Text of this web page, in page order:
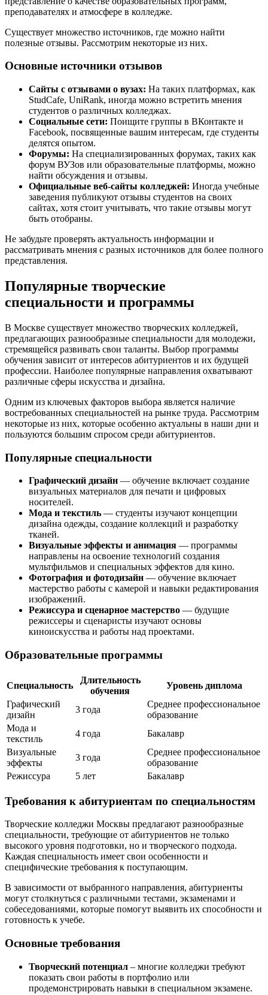
преподавателях и атмосфере в колледже.
Существует множество источников, где можно найти
полезные отзывы. Рассмотрим некоторые из них.
Основные источники отзывов
Сайты с отзывами о вузах: На таких платформах, как
StudCafe, UniRank, иногда можно встретить мнения
студентов о различных колледжах.
Социальные сети: Поищите группы в ВКонтакте и
Facebook, посвященные вашим интересам, где студенты
делятся опытом.
Форумы: На специализированных форумах, таких как
форум ВУЗов или образовательные платформы, можно
найти обсуждения и отзывы.
Официальные веб-сайты колледжей: Иногда учебные
заведения публикуют отзывы студентов на своих
сайтах, хотя стоит учитывать, что такие отзывы могут
быть отобраны.
Не забудьте проверять актуальность информации и
рассматривать мнения с разных источников для более полного
представления.
Популярные творческие
специальности и программы
В Москве существует множество творческих колледжей,
предлагающих разнообразные специальности для молодежи,
стремящейся развивать свои таланты. Выбор программы
обучения зависит от интересов абитуриентов и их будущей
профессии. Наиболее популярные направления охватывают
различные сферы искусства и дизайна.
Одним из ключевых факторов выбора является наличие
востребованных специальностей на рынке труда. Рассмотрим
некоторые из них, которые особенно актуальны в наши дни и
пользуются большим спросом среди абитуриентов.
Популярные специальности
Графический дизайн — обучение включает создание
визуальных материалов для печати и цифровых
носителей.
Мода и текстиль — студенты изучают концепции
дизайна одежды, создание коллекций и разработку
тканей.
Визуальные эффекты и анимация — программы
направлены на освоение технологий создания
мультфильмов и специальных эффектов для кино.
Фотография и фотодизайн — обучение включает
мастерство работы с камерой и навыки редактирования
изображений.
Режиссура и сценарное мастерство — будущие
режиссеры и сценаристы изучают основы
киноискусства и работы над проектами.
Образовательные программы
Специальность
Длительность
обучения
Уровень диплома
Графический
дизайн
3 года
Среднее профессиональное
образование
Мода и
текстиль
4 года
Бакалавр
Визуальные
эффекты
3 года
Среднее профессиональное
образование
Режиссура
5 лет Бакалавр
Требования к абитуриентам по специальностям
Творческие колледжи Москвы предлагают разнообразные
специальности, требующие от абитуриентов не только
высокого уровня подготовки, но и творческого подхода.
Каждая специальность имеет свои особенности и
специфические требования к поступающим.
В зависимости от выбранного направления, абитуриенты
могут столкнуться с различными тестами, экзаменами и
собеседованиями, которые помогут выявить их способности и
готовность к учебе.
Основные требования
Творческий потенциал – многие колледжи требуют
показать свои работы в портфолио или
продемонстрировать навыки в специальном экзамене.